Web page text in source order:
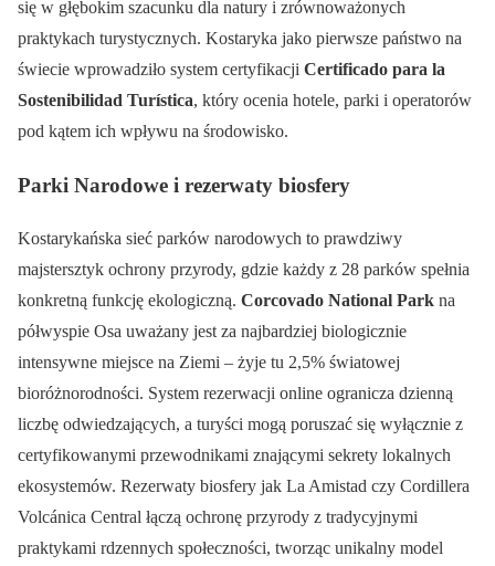
się w głębokim szacunku dla natury i zrównoważonych
praktykach turystycznych. Kostaryka jako pierwsze państwo na
świecie wprowadziło system certyfikacji Certificado para la
Sostenibilidad Turística, który ocenia hotele, parki i operatorów
pod kątem ich wpływu na środowisko.
Parki Narodowe i rezerwaty biosfery
Kostarykańska sieć parków narodowych to prawdziwy
majstersztyk ochrony przyrody, gdzie każdy z 28 parków spełnia
konkretną funkcję ekologiczną. Corcovado National Park na
półwyspie Osa uważany jest za najbardziej biologicznie
intensywne miejsce na Ziemi – żyje tu 2,5% światowej
bioróżnorodności. System rezerwacji online ogranicza dzienną
liczbę odwiedzających, a turyści mogą poruszać się wyłącznie z
certyfikowanymi przewodnikami znającymi sekrety lokalnych
ekosystemów. Rezerwaty biosfery jak La Amistad czy Cordillera
Volcánica Central łączą ochronę przyrody z tradycyjnymi
praktykami rdzennych społeczności, tworząc unikalny model